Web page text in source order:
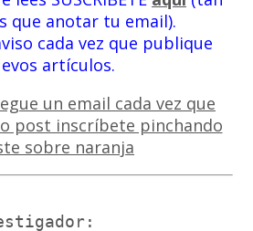
que anotar tu email).
cada vez que publique
artículos.